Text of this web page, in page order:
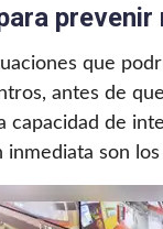
prevenir
que
antes de
capacidad de
inmediata son